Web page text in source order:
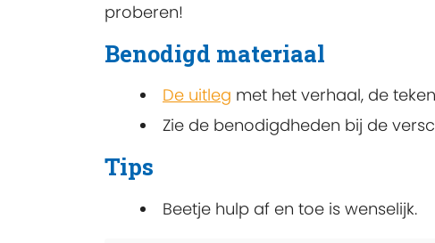
proberen!
Benodigd materiaal
De uitleg met het verhaal, de
Zie de benodigdheden bij de
Tips
Beetje hulp af en toe is wenselijk.